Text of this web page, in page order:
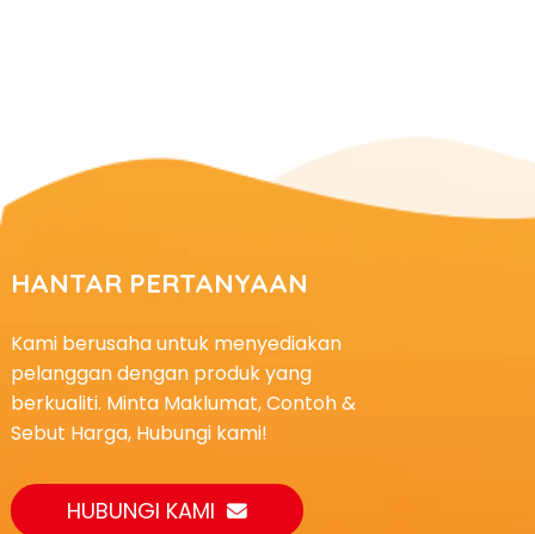
HANTAR PERTANYAAN
Kami berusaha untuk menyediakan
pelanggan dengan produk yang
berkualiti. Minta Maklumat, Contoh &
Sebut Harga, Hubungi kami!
HUBUNGI KAMI